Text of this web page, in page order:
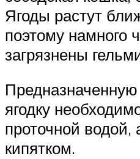
Ягоды растут
поэтому намного
загрязнены
ягодку
проточной
кипятком.